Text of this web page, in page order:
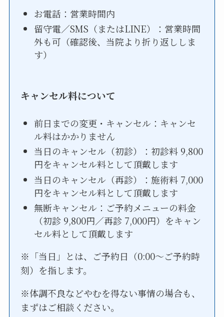
お電話：営業時間内
留守電／SMS（またはLINE）：営業時間
外も可（確認後、当院より折り返ししま
す）
キャンセル料について
前日までの変更・キャンセル：キャンセ
ル料はかかりません
当日のキャンセル（初診）：初診料 9,800
円をキャンセル料として頂戴します
当日のキャンセル（再診）：施術料 7,000
円をキャンセル料として頂戴します
無断キャンセル：ご予約メニューの料金
（初診 9,800円／再診 7,000円）をキャン
セル料として頂戴します
※「当日」とは、ご予約日（0:00〜ご予約時
刻）を指します。
※体調不良などやむを得ない事情の場合も、
まずはご相談ください。